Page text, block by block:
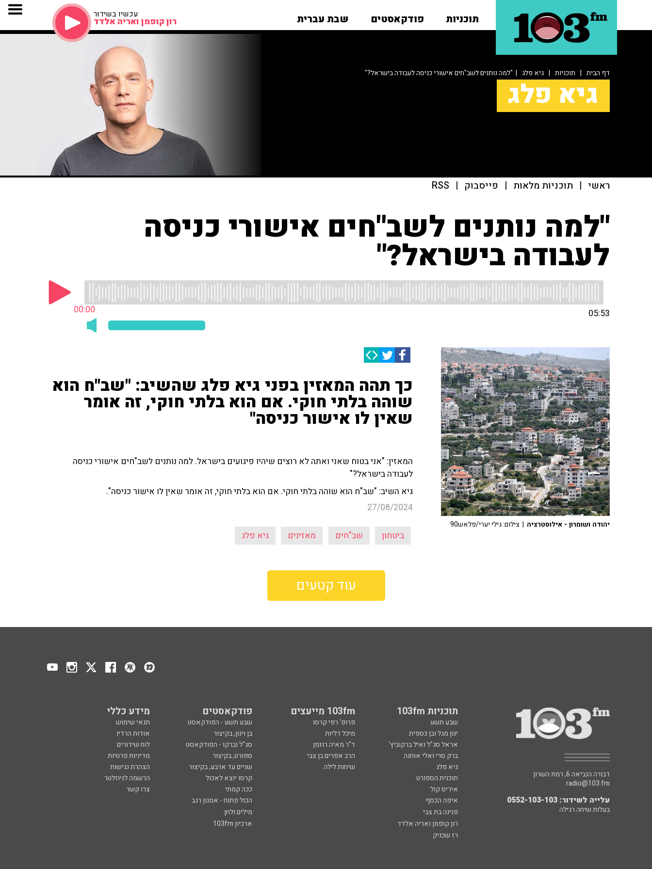
תוכניות פודקאסטים שבת עברית עכשיו בשידור
רון קופמן ואריה אלדד
דף הבית | תוכניות | גיא פלג | "למה נותנים לשב"חים אישורי כניסה לעבודה בישראל?"
גיא פלג
ראשי | תוכניות מלאות | פייסבוק |
RSS
"למה נותנים לשב"חים אישורי כניסה
לעבודה בישראל?"
00:00 05:53
כך תהה המאזין בפני גיא פלג שהשיב: "שב"ח הוא
שוהה בלתי חוקי. אם הוא בלתי חוקי, זה אומר
שאין לו אישור כניסה"
המאזין: "אני בטוח שאני ואתה לא רוצים שיהיו פיגועים בישראל. למה נותנים לשב"חים אישורי כניסה
לעבודה בישראל?"
גיא השיב: "שב"ח הוא שוהה בלתי חוקי. אם הוא בלתי חוקי, זה אומר שאין לו אישור כניסה".
27/08/2024
ביטחון שב"חים מאזינים גיא פלג
יהודה ושומרון - אילוסטרציה | צילום: גילי יערי/פלאש90
עוד קטעים
תוכניות 103fm 103fm מייעצים פודקאסטים מידע כללי
שבע תשע פרופ' רפי קרסו שבע תשע - הפודקאסט
תנאי שימוש
ינון מגל ובן כספית
מיכל דליות בן וינון, בקיצור
אודות הרדיו
אראל סג"ל ואיל ברקוביץ'
ד"ר מאיה רוזמן סג"ל וברקו - הפודקאסט
לוח שידורים
ברק סרי ואלי אוחנה
הרב אפרים בן צבי ספורט, בקיצור
מדיניות פרטיות
גיא פלג
שיחות לילה שניים עד ארבע, בקיצור
הצהרת נגישות
תוכנית הספורט
קרסו יוצא לאכול
הרשמה לניוזלטר
איריס קול
ככה קמתי
צרו קשר
איפה הכסף
הכול פתוח - אמנון רגב
פנינה בת צבי
מילים ולחן
רון קופמן ואריה אלדד
ארכיון 103fm
רז שכניק
דבורה הנביאה 6, רמת השרון
radio@103.fm
עלייה לשידור: 0552-103-103
בעלות שיחה רגילה